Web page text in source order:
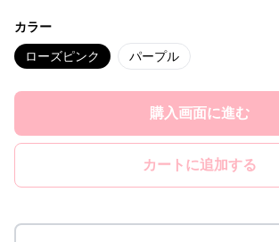
カラー
ローズピンク パープル
購入画面に進む
カートに追加する